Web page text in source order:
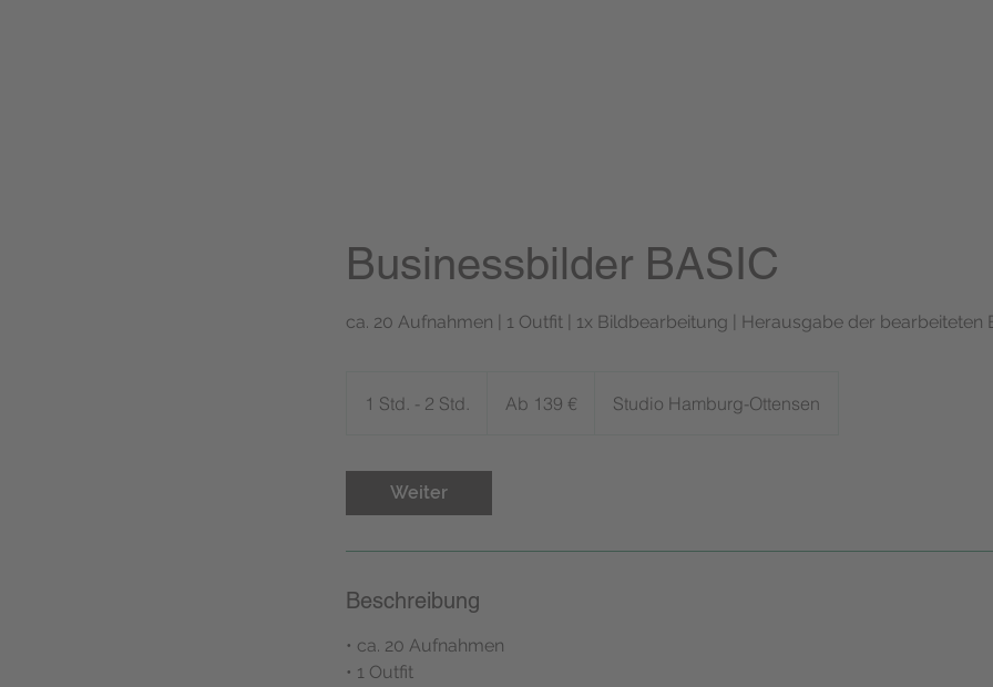
Businessbilder BASIC
ca. 20 Aufnahmen | 1 Outfit | 1x Bildbearbeitung | Herausgabe der bearbeiteten
1 Std. - 2 Std.
-
d
.
EuroAb 139 € Studio Hamburg-Ottensen
Weiter
Beschreibung
• ca. 20 Aufnahmen
• 1 Outfit